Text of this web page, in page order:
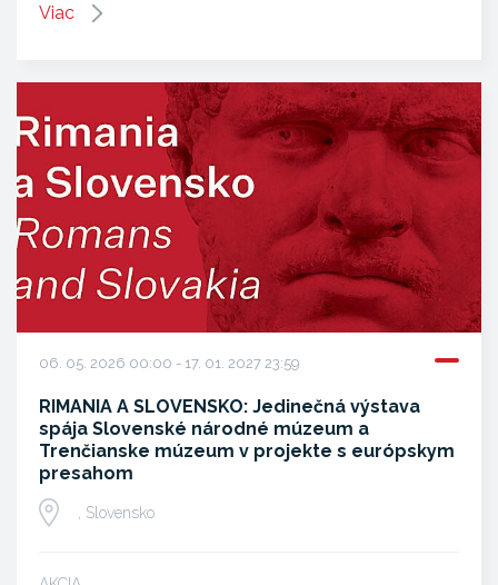
Viac
06. 05. 2026 00:00 - 17. 01. 2027 23:59
RIMANIA A SLOVENSKO: Jedinečná výstava
spája Slovenské národné múzeum a
Trenčianske múzeum v projekte s európskym
presahom
, Slovensko